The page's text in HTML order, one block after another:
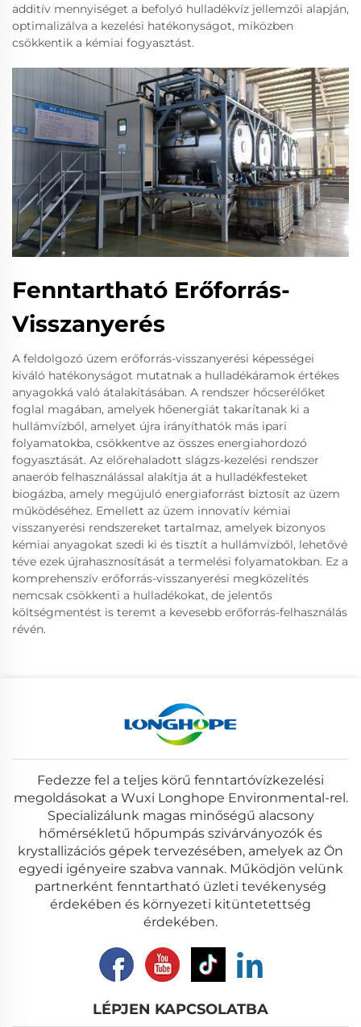
additív mennyiséget a befolyó hulladékvíz jellemzői alapján,
optimalizálva a kezelési hatékonyságot, miközben
csökkentik a kémiai fogyasztást.
Fenntartható Erőforrás-
Visszanyerés
A feldolgozó üzem erőforrás-visszanyerési képességei
kiváló hatékonyságot mutatnak a hulladékáramok értékes
anyagokká való átalakításában. A rendszer hőcserélőket
foglal magában, amelyek hőenergiát takarítanak ki a
hullámvízből, amelyet újra irányíthatók más ipari
folyamatokba, csökkentve az összes energiahordozó
fogyasztását. Az előrehaladott slágzs-kezelési rendszer
anaerób felhasználással alakítja át a hulladékfesteket
biogázba, amely megújuló energiaforrást biztosít az üzem
működéséhez. Emellett az üzem innovatív kémiai
visszanyerési rendszereket tartalmaz, amelyek bizonyos
kémiai anyagokat szedi ki és tisztít a hullámvízből, lehetővé
téve ezek újrahasznosítását a termelési folyamatokban. Ez a
komprehenszív erőforrás-visszanyerési megközelítés
nemcsak csökkenti a hulladékokat, de jelentős
költségmentést is teremt a kevesebb erőforrás-felhasználás
révén.
Fedezze fel a teljes körű fenntartóvízkezelési
megoldásokat a Wuxi Longhope Environmental-rel.
Specializálunk magas minőségű alacsony
hőmérsékletű hőpumpás szivárványozók és
krystallizációs gépek tervezésében, amelyek az Ön
egyedi igényeire szabva vannak. Működjön velünk
partnerként fenntartható üzleti tevékenység
érdekében és környezeti kitüntetettség
érdekében.
LÉPJEN KAPCSOLATBA